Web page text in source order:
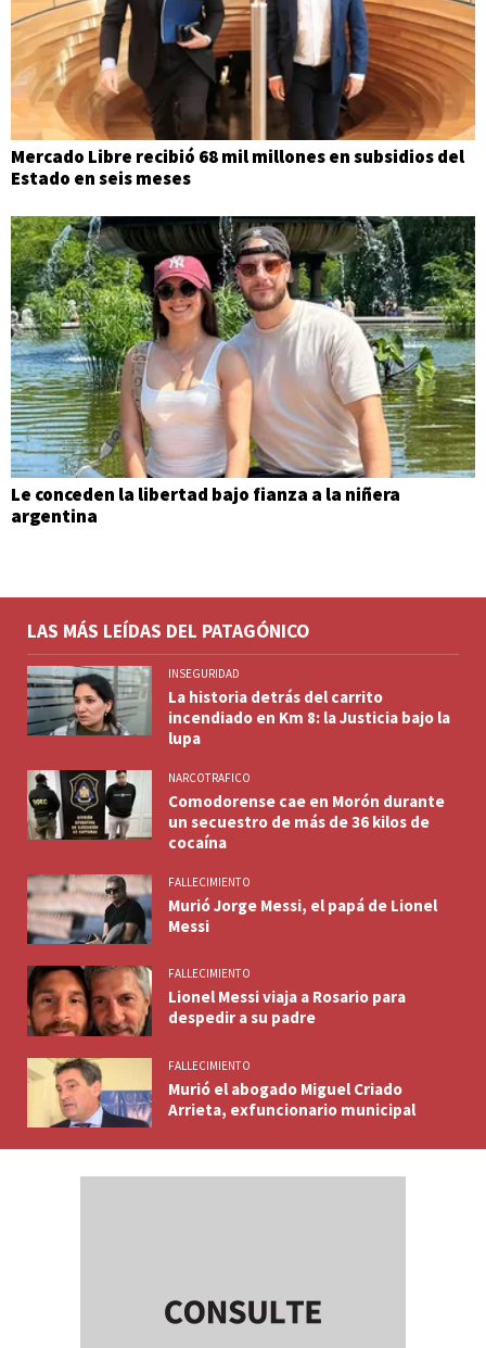
Mercado Libre recibió 68 mil millones en subsidios del
Estado en seis meses
Le conceden la libertad bajo fianza a la niñera
argentina
LAS MÁS LEÍDAS DEL PATAGÓNICO
INSEGURIDAD
La historia detrás del carrito
incendiado en Km 8: la Justicia bajo la
lupa
NARCOTRAFICO
Comodorense cae en Morón durante
un secuestro de más de 36 kilos de
cocaína
FALLECIMIENTO
Murió Jorge Messi, el papá de Lionel
Messi
FALLECIMIENTO
Lionel Messi viaja a Rosario para
despedir a su padre
FALLECIMIENTO
Murió el abogado Miguel Criado
Arrieta, exfuncionario municipal